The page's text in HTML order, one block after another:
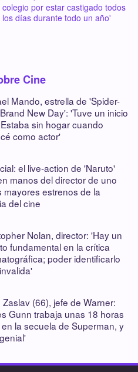
colegio por estar castigado todos
los días durante todo un año'
Cine
Mando, estrella de 'Spider-
New Day': 'Tuve un inicio
sin hogar cuando
como actor'
el live-action de 'Naruto'
manos del director de uno
mayores estrenos de la
del cine
Nolan, director: 'Hay un
fundamental en la crítica
poder identificarlo
Zaslav (66), jefe de Warner:
Gunn trabaja unas 18 horas
la secuela de Superman, y